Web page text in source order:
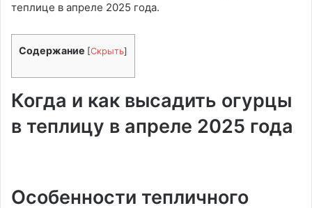
теплице в апреле 2025 года.
Содержание [Скрыть]
Когда и как высадить огурцы
в теплицу в апреле 2025 года
Особенности тепличного